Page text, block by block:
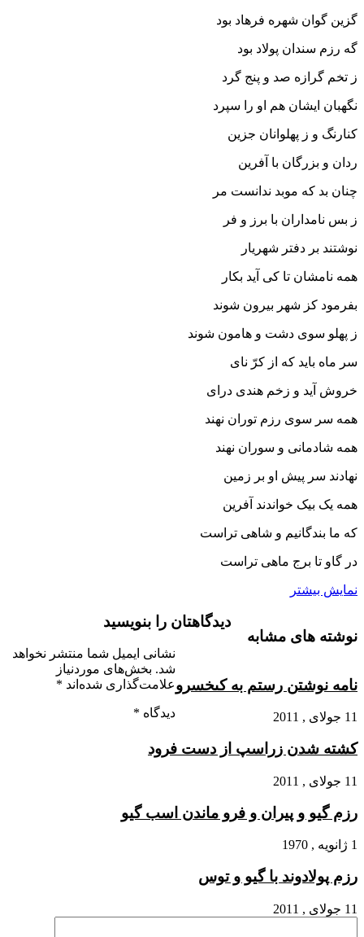
گزین گوان شهره فرهاد بود
گه رزم سندان پولاد بود
ز تخم گرازه صد و پنج گرد
نگهبان ایشان هم او را سپرد
کنارنگ و ز پهلوانان جزین
ردان و بزرگان با آفرین‏
چنان بد که موبد ندانست مر
ز بس نامداران با برز و فر
نوشتند بر دفتر شهریار
همه نامشان تا کى آید بکار
بفرمود کز شهر بیرون شوند
ز پهلو سوى دشت و هامون شوند
سر ماه باید که از کرّ ناى
خروش آید و زخم هندى دراى‏
همه سر سوى رزم توران نهند
همه شادمانى و سوران نهند
نهادند سر پیش او بر زمین
همه یک بیک خواندند آفرین‏
که ما بندگانیم و شاهى تراست
در گاو تا برج ماهى تراست‏
نمایش بیشتر
نوشته های مشابه
نامه نوشتن رستم به کى‏خسرو
11 جولای , 2011
کشته شدن زراسپ از دست فرود
11 جولای , 2011
رزم گیو و پیران و فرو ماندن اسب گیو
1 ژانویه , 1970
رزم پولادوند با گیو و توس
11 جولای , 2011
دیدگاهتان را بنویسید
نشانی ایمیل شما منتشر نخواهد
شد. بخش‌های موردنیاز
علامت‌گذاری شده‌اند *
دیدگاه *